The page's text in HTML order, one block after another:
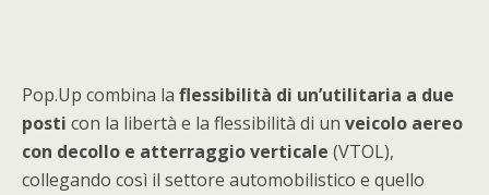
Pop.Up combina la flessibilità di un’utilitaria a due
posti con la libertà e la flessibilità di un veicolo aereo
con decollo e atterraggio verticale (VTOL),
collegando così il settore automobilistico e quello